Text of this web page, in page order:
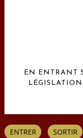
EN ENTRANT
ENTRER SORTIR